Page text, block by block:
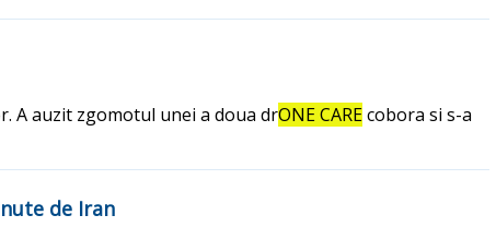
A auzit zgomotul unei a doua drONE CAREcobora si s-a
de Iran